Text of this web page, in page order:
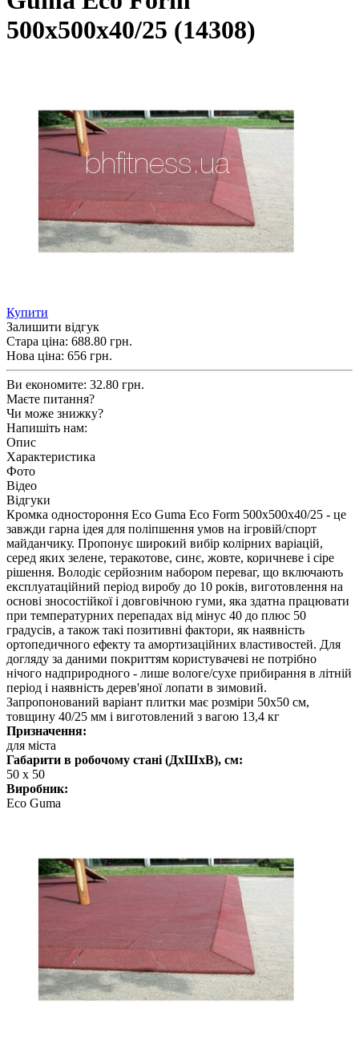
500х500х40/25 (14308)
Купити
Залишити відгук
Стара ціна: 688.80 грн.
Нова ціна: 656 грн.
Ви економите: 32.80 грн.
Маєте питання?
Чи може знижку?
Напишіть нам:
Опис
Характеристика
Фото
Відео
Відгуки
Кромка одностороння Eco Guma Eco Form 500х500х40/25 - це
завжди гарна ідея для поліпшення умов на ігровій/спорт
майданчику. Пропонує широкий вибір колірних варіацій,
серед яких зелене, теракотове, синє, жовте, коричневе і сіре
рішення. Володіє серйозним набором переваг, що включають
експлуатаційний період виробу до 10 років, виготовлення на
основі зносостійкої і довговічною гуми, яка здатна працювати
при температурних перепадах від мінус 40 до плюс 50
градусів, а також такі позитивні фактори, як наявність
ортопедичного ефекту та амортизаційних властивостей. Для
догляду за даними покриттям користувачеві не потрібно
нічого надприродного - лише вологе/сухе прибирання в літній
період і наявність дерев'яної лопати в зимовий.
Запропонований варіант плитки має розміри 50х50 см,
товщину 40/25 мм і виготовлений з вагою 13,4 кг
Призначення:
для міста
Габарити в робочому стані (ДхШхВ), см:
50 x 50
Виробник:
Eco Guma